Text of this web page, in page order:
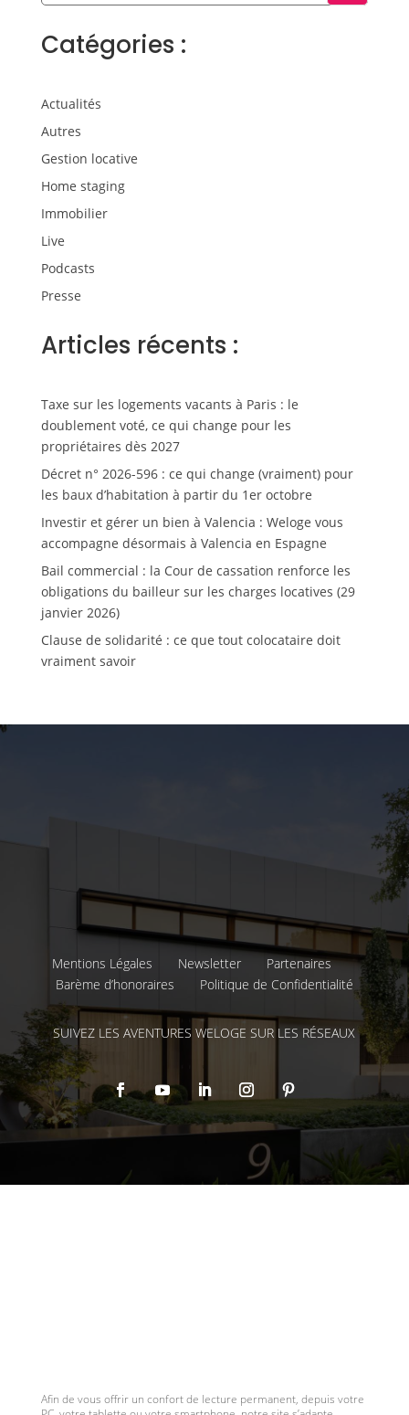
Catégories :
Actualités
Autres
Gestion locative
Home staging
Immobilier
Live
Podcasts
Presse
Articles récents :
Taxe sur les logements vacants à Paris : le
doublement voté, ce qui change pour les
propriétaires dès 2027
Décret n° 2026-596 : ce qui change (vraiment) pour
les baux d’habitation à partir du 1er octobre
Investir et gérer un bien à Valencia : Weloge vous
accompagne désormais à Valencia en Espagne
Bail commercial : la Cour de cassation renforce les
obligations du bailleur sur les charges locatives (29
janvier 2026)
Clause de solidarité : ce que tout colocataire doit
vraiment savoir
Mentions Légales Newsletter
Partenaires
Barème d’honoraires
Politique de Confidentialité
SUIVEZ LES AVENTURES WELOGE SUR LES RÉSEAUX
Afin de vous offrir un confort de lecture permanent, depuis votre